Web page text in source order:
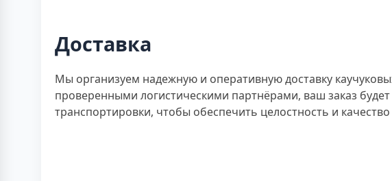
Доставка
Мы организуем надежную и оперативную доставку
проверенными логистическими партнёрами, ваш заказ
транспортировки, чтобы обеспечить целостность и